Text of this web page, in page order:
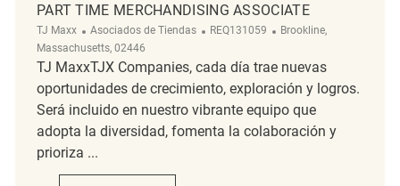
PART TIME MERCHANDISING ASSOCIATE
TJ Maxx Categoría
Asociados de Tiendas ReqId
REQ131059 Ubicación
Brookline,
Massachusetts, 02446
TJ MaxxTJX Companies, cada día trae nuevas
oportunidades de crecimiento, exploración y logros.
Será incluido en nuestro vibrante equipo que
adopta la diversidad, fomenta la colaboración y
prioriza ...